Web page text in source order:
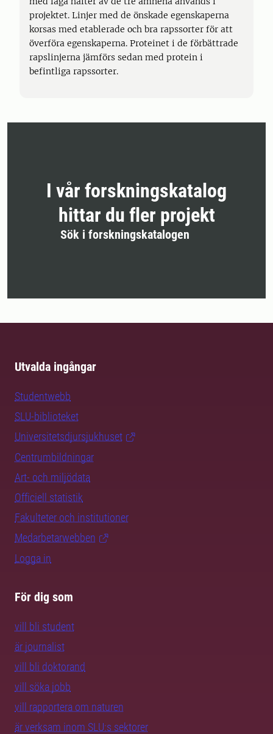
projektet. Linjer med de önskade egenskaperna
korsas med etablerade och bra rapssorter för att
överföra egenskaperna. Proteinet i de förbättrade
rapslinjerna jämförs sedan med protein i
befintliga rapssorter.
I vår forskningskatalog
hittar du fler projekt
Sök i forskningskatalogen
Utvalda ingångar
Studentwebb
SLU-biblioteket
Universitetsdjursjukhuset
Centrumbildningar
Art- och miljödata
Officiell statistik
Fakulteter och institutioner
Medarbetarwebben
Logga in
För dig som
vill bli student
är journalist
vill bli doktorand
vill söka jobb
vill rapportera om naturen
är verksam inom SLU:s sektorer